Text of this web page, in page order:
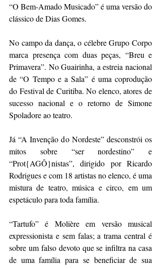
“O Bem-Amado Musicado” é uma versão do
clássico de Dias Gomes.
No campo da dança, o célebre Grupo Corpo
marca presença com duas peças, “Breu e
Primavera”. No Guairinha, a estreia nacional
de “O Tempo e a Sala” é uma coprodução
do Festival de Curitiba. No elenco, atores de
sucesso nacional e o retorno de Simone
Spoladore ao teatro.
Já “A Invenção do Nordeste” desconstrói os
mitos sobre “ser nordestino” e
“Prot{AGÔ}nistas”, dirigido por Ricardo
Rodrigues e com 18 artistas no elenco, é uma
mistura de teatro, música e circo, em um
espetáculo para toda família.
“Tartufo” é Molière em versão musical
expressionista e sem falas; a trama central é
sobre um falso devoto que se infiltra na casa
de uma família para se beneficiar de sua